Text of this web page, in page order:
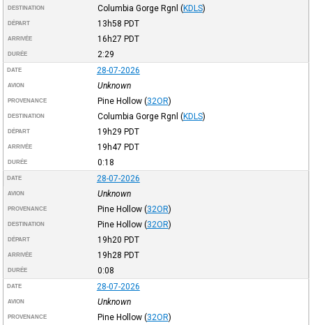
DESTINATION Columbia Gorge Rgnl (KDLS)
DÉPART 13h58 PDT
ARRIVÉE 16h27 PDT
DURÉE 2:29
DATE 28-07-2026
AVION Unknown
PROVENANCE Pine Hollow (32OR)
DESTINATION Columbia Gorge Rgnl (KDLS)
DÉPART 19h29 PDT
ARRIVÉE 19h47 PDT
DURÉE 0:18
DATE 28-07-2026
AVION Unknown
PROVENANCE Pine Hollow (32OR)
DESTINATION Pine Hollow (32OR)
DÉPART 19h20 PDT
ARRIVÉE 19h28 PDT
DURÉE 0:08
DATE 28-07-2026
AVION Unknown
PROVENANCE Pine Hollow (32OR)